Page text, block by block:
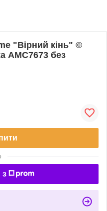
"Вірний кінь" ©
AMC7673 без
з